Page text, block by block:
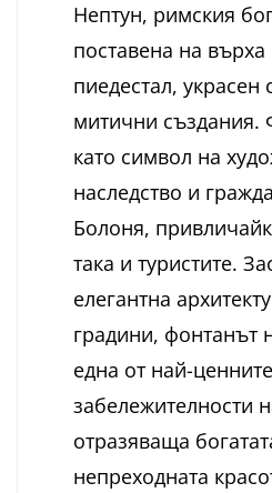
Нептун, римския
поставена на
пиедестал,
митични създания.
като символ на
наследство и
Болоня,
така и туристите.
елегантна
градини, фонтанът
една от най-ценните
забележителности
отразяваща
непреходната